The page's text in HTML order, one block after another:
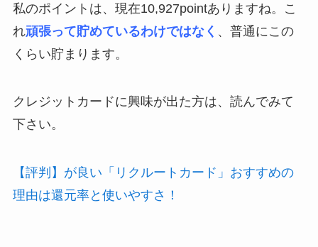
私のポイントは、現在10,927pointありますね。こ
れ頑張って貯めているわけではなく 、普通にこの
くらい貯まります。
クレジットカードに興味が出た方は、読んでみて
下さい。
【評判】が良い「リクルートカード」おすすめの
理由は還元率と使いやすさ！